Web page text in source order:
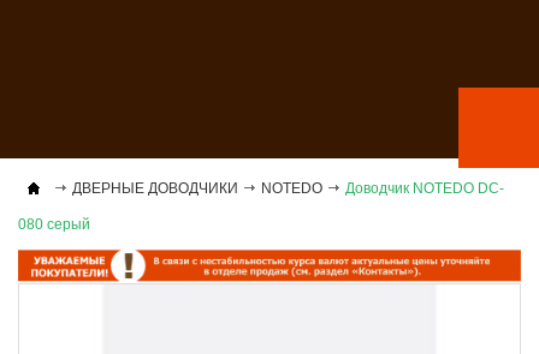
ДВЕРНЫЕ ДОВОДЧИКИ NOTEDO Доводчик NOTEDO DC-
080 серый